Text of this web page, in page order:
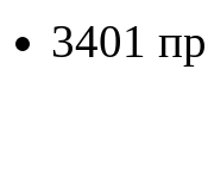
3401